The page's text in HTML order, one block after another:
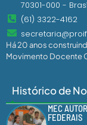
70301-000 -
(61) 3322-4162
Há 20 anos
Movimento Docente
Histórico de
MEC
FEDERAIS